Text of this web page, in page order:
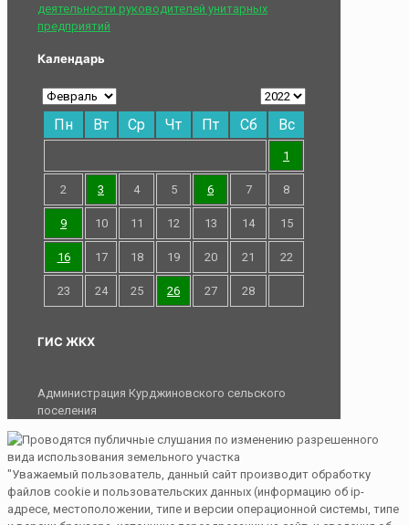
деятельности руководителей унитарных
предприятий
Календарь
Пн Вт Ср Чт Пт Сб Вс
1
2 3 4 5 6 7 8
9 10 11 12 13 14 15
16 17 18 19 20 21 22
23 24 25 26 27 28
ГИС ЖКХ
Администрация Курджиновского сельского
поселения
"Уважаемый пользователь, данный сайт производит обработку
файлов cookie и пользовательских данных (информацию об ip-
адресе, местоположении, типе и версии операционной системы, типе